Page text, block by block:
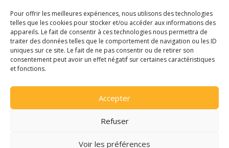
Pour offrir les meilleures expériences, nous utilisons des technologies
telles que les cookies pour stocker et/ou accéder aux informations des
appareils. Le fait de consentir à ces technologies nous permettra de
traiter des données telles que le comportement de navigation ou les ID
uniques sur ce site. Le fait de ne pas consentir ou de retirer son
consentement peut avoir un effet négatif sur certaines caractéristiques
et fonctions.
Accepter
Refuser
Voir les préférences
Recrutement
Mentions légales
Politique de confidentialité
Une réalisationDLW Communication